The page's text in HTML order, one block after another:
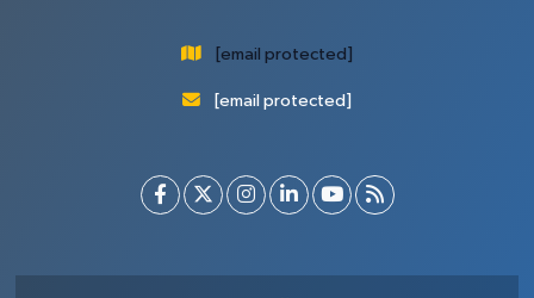
[email protected]
[email protected]